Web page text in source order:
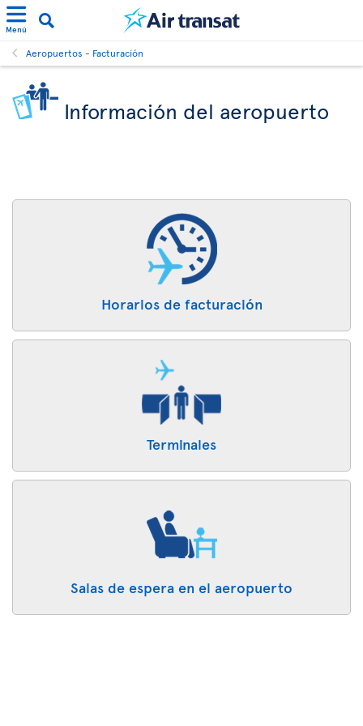
Menú
Aeropuertos - Facturación
Información del aeropuerto
Horarios de facturación
Terminales
Salas de espera en el aeropuerto